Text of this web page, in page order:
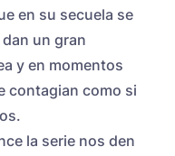
en su secuela se
un gran
y en momentos
contagian como si
la serie nos den